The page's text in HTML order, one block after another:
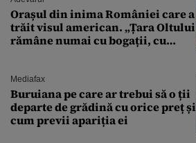
Orașul din inima României care a
trăit visul american. „Țara Oltului
rămâne numai cu bogații, cu
Mediafax
Buruiana pe care ar trebui să o ții
departe de grădină cu orice preț și
cum previi apariția ei